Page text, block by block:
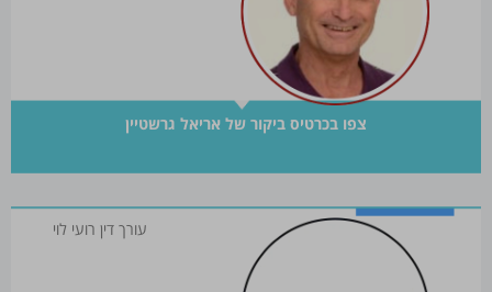
צפו בכרטיס ביקור של אריאל גרשטיין
עורך דין רועי לוי